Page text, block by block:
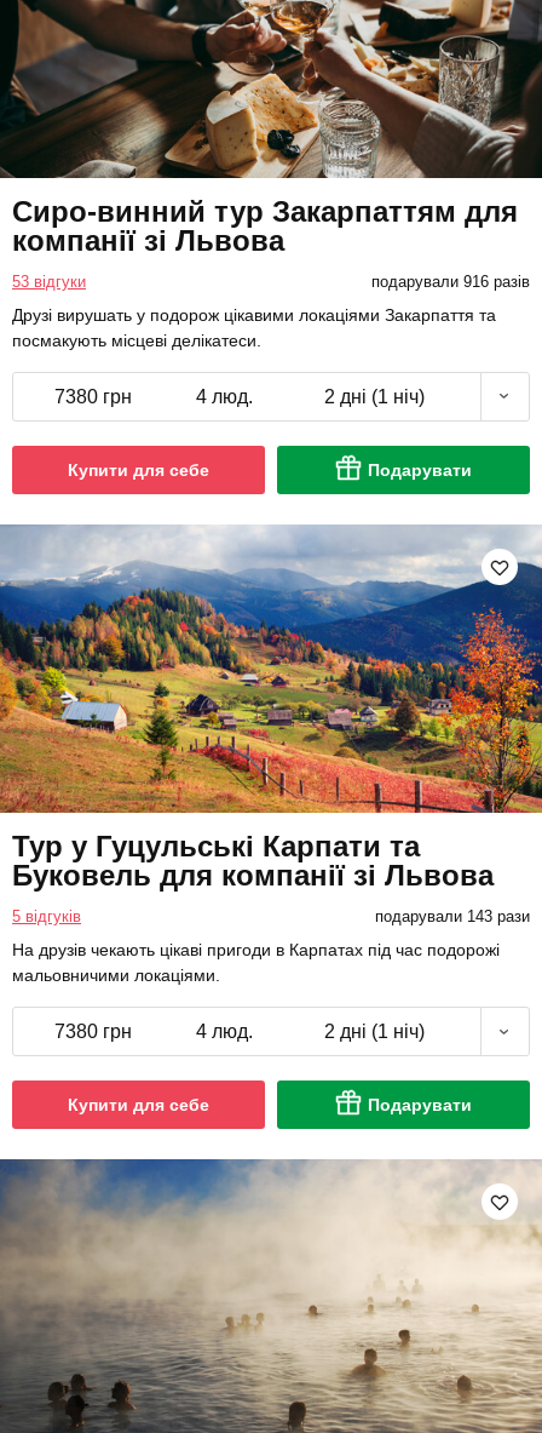
Сиро-винний тур Закарпаттям для
компанії зі Львова
53 відгуки подарували 916 разів
Друзі вирушать у подорож цікавими локаціями Закарпаття та
посмакують місцеві делікатеси.
7380 грн 4 люд. 2 дні (1 ніч)
Купити для себе Подарувати
Тур у Гуцульські Карпати та
Буковель для компанії зі Львова
5 відгуків подарували 143 рази
На друзів чекають цікаві пригоди в Карпатах під час подорожі
мальовничими локаціями.
7380 грн 4 люд. 2 дні (1 ніч)
Купити для себе Подарувати